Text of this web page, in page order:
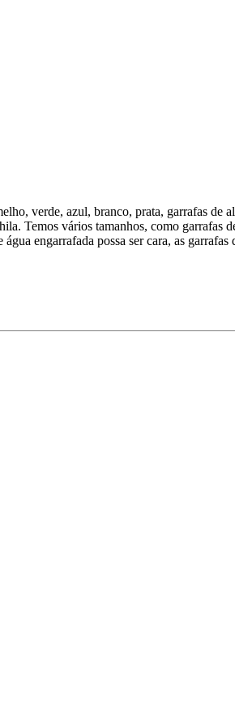
verde, azul, branco, prata, garrafas de
Temos vários tamanhos, como garrafas
engarrafada possa ser cara, as